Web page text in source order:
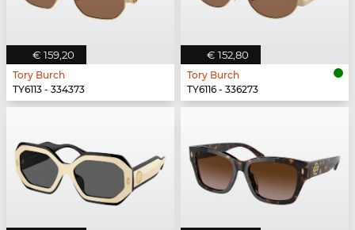
€ 159,20
Tory Burch
TY6113 - 334373
€ 152,80
Tory Burch
TY6116 - 336273